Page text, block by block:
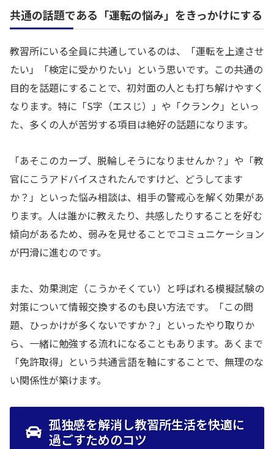
共通の話題である「運転の悩み」をきっかけにする
教習所にいる全員に共通しているのは、「運転を上達させ
たい」「検定に受かりたい」という思いです。この共通の
目的を話題にすることで、初対面の人とも打ち解けやすく
なります。特に「S字（エスじ）」や「クランク」といっ
た、多くの人が苦労する項目は絶好の話題になります。
「あそこのカーブ、脱輪しそうになりませんか？」や「教
官にこうアドバイスされたんですけど、どうしてます
か？」といった悩み相談は、相手の警戒心を解く効果があ
ります。人は誰かに教えたり、共感したりすることを好む
傾向があるため、弱みを見せることでコミュニケーション
が円滑に進むのです。
また、効果測定（こうかそくてい）と呼ばれる模擬試験の
対策について情報交換するのも良い方法です。「この問
題、ひっかけが多くないですか？」といったやり取りか
ら、一緒に勉強する流れになることもあります。あくまで
「免許取得」という共通言語を軸にすることで、無理のな
い関係性が築けます。
孤独感を解消し教習所生活を快適に
過ごすためのコツ